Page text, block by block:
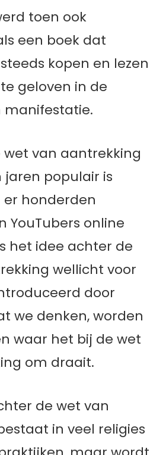
toen ook
een boek dat
kopen en lezen
geloven in de
manifestatie.
wet van aantrekking
populair is
honderden
YouTubers online
het idee achter de
wellicht voor
door
we denken, worden
waar het bij de wet
om draait.
de wet van
in veel religies